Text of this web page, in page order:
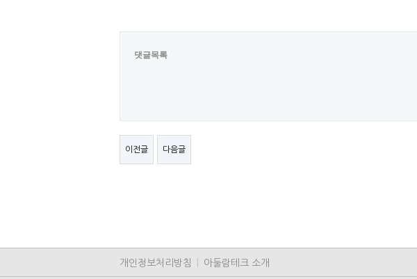
댓글목록
이전글 다음글
개인정보처리방침 아둘람테크 소개